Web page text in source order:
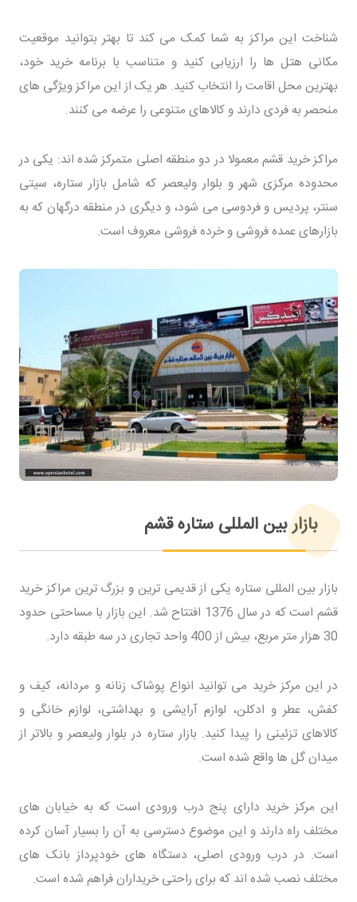
شناخت این مراکز به شما کمک می کند تا بهتر بتوانید موقعیت
مکانی هتل ها را ارزیابی کنید و متناسب با برنامه خرید خود،
بهترین محل اقامت را انتخاب کنید. هر یک از این مراکز ویژگی های
منحصر به فردی دارند و کالاهای متنوعی را عرضه می کنند.
مراکز خرید قشم معمولا در دو منطقه اصلی متمرکز شده اند: یکی در
محدوده مرکزی شهر و بلوار ولیعصر که شامل بازار ستاره، سیتی
سنتر، پردیس و فردوسی می شود، و دیگری در منطقه درگهان که به
بازارهای عمده فروشی و خرده فروشی معروف است.
بازار بین المللی ستاره قشم
بازار بین المللی ستاره یکی از قدیمی ترین و بزرگ ترین مراکز خرید
قشم است که در سال 1376 افتتاح شد. این بازار با مساحتی حدود
30 هزار متر مربع، بیش از 400 واحد تجاری در سه طبقه دارد.
در این مرکز خرید می توانید انواع پوشاک زنانه و مردانه، کیف و
کفش، عطر و ادکلن، لوازم آرایشی و بهداشتی، لوازم خانگی و
کالاهای تزئینی را پیدا کنید. بازار ستاره در بلوار ولیعصر و بالاتر از
میدان گل ها واقع شده است.
این مرکز خرید دارای پنج درب ورودی است که به خیابان های
مختلف راه دارند و این موضوع دسترسی به آن را بسیار آسان کرده
است. در درب ورودی اصلی، دستگاه های خودپرداز بانک های
مختلف نصب شده اند که برای راحتی خریداران فراهم شده است.